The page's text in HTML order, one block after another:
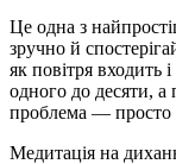
Це одна з
зручно й
як повітря входить
одного до десяти,
проблема — просто
Медитація на